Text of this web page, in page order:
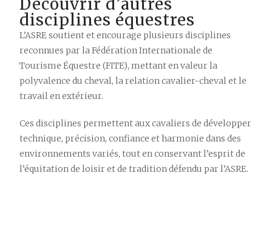
disciplines équestres
L’ASRE soutient et encourage plusieurs disciplines
reconnues par la Fédération Internationale de
Tourisme Équestre (FITE), mettant en valeur la
polyvalence du cheval, la relation cavalier-cheval et le
travail en extérieur.
Ces disciplines permettent aux cavaliers de développer
technique, précision, confiance et harmonie dans des
environnements variés, tout en conservant l’esprit de
l’équitation de loisir et de tradition défendu par l’ASRE.